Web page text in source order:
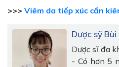
>>> Viêm da tiếp xúc cần
Dược sỹ
Dược sĩ đa
- Có hơn 5